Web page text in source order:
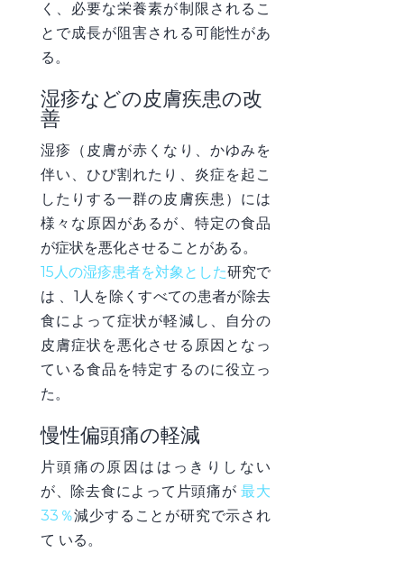
く、必要な栄養素が制限されるこ
とで成長が阻害される可能性があ
る。
湿疹などの皮膚疾患の改
善
湿疹（皮膚が赤くなり、かゆみを
伴い、ひび割れたり、炎症を起こ
したりする一群の皮膚疾患）には
様々な原因があるが、特定の食品
が症状を悪化させることがある。
15人の湿疹患者を対象とした研究で
は
、1人を除くすべての患者が除去
食によって症状が軽減し、自分の
皮膚症状を悪化させる原因となっ
ている食品を特定するのに役立っ
た 。
慢性偏頭痛の軽減
片頭痛の原因ははっきりしない
が、除去食によって片頭痛が最大
33％減少する ことが研究で示され
て いる 。